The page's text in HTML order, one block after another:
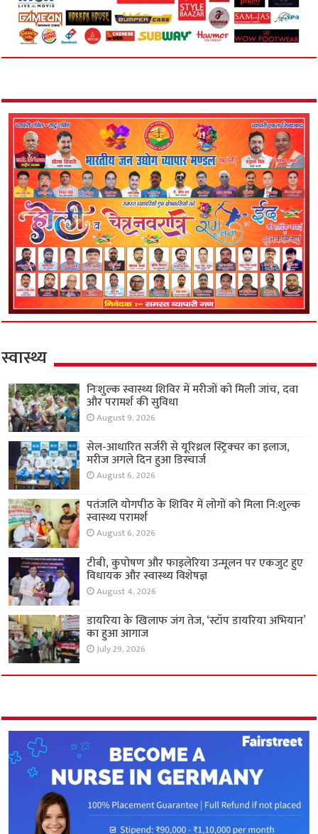
स्वास्थ्य
निःशुल्क स्वास्थ्य शिविर में मरीजों को मिली जांच, दवा
और परामर्श की सुविधा
August 9, 2026
सेल-आधारित सर्जरी से यूरिथ्रल स्ट्रिक्चर का इलाज,
मरीज अगले दिन हुआ डिस्चार्ज
August 6, 2026
पतंजलि योगपीठ के शिविर में लोगों को मिला नि:शुल्क
स्वास्थ्य परामर्श
August 6, 2026
टीबी, कुपोषण और फाइलेरिया उन्मूलन पर एकजुट हुए
विधायक और स्वास्थ्य विशेषज्ञ
August 4, 2026
डायरिया के खिलाफ जंग तेज, ‘स्टॉप डायरिया अभियान’
का हुआ आगाज
July 29, 2026